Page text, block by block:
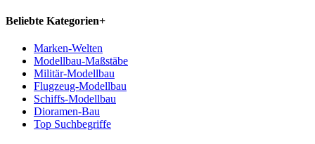
Beliebte Kategorien+
Marken-Welten
Modellbau-Maßstäbe
Militär-Modellbau
Flugzeug-Modellbau
Schiffs-Modellbau
Dioramen-Bau
Top Suchbegriffe